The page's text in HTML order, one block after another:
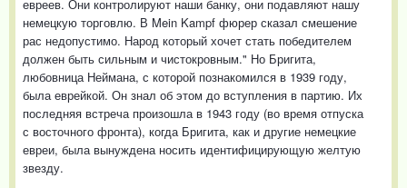
евреев. Они контролируют наши банку, они подавляют нашу
немецкую торговлю. В Mein Kampf фюрер сказал смешение
рас недопустимо. Народ который хочет стать победителем
должен быть сильным и чистокровным." Но Бригита,
любовница Неймана, с которой познакомился в 1939 году,
была еврейкой. Он знал об этом до вступления в партию. Их
последняя встреча произошла в 1943 году (во время отпуска
с восточного фронта), когда Бригита, как и другие немецкие
евреи, была вынуждена носить идентифицирующую желтую
звезду.